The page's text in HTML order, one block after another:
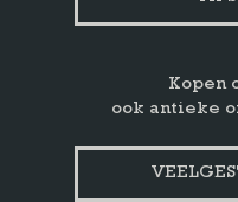
Kopen
ook antieke